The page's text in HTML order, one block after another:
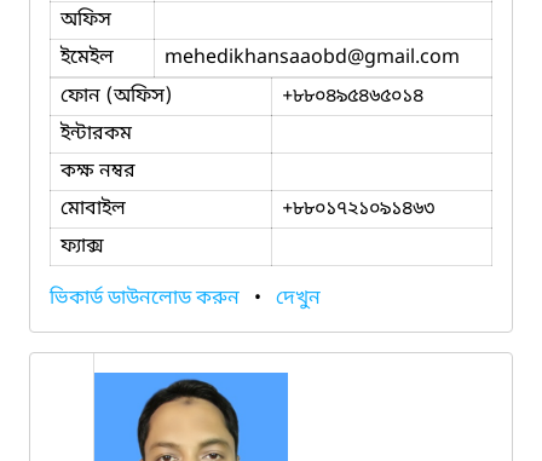
অফিস
ইমেইল
mehedikhansaaobd@gmail.com
ফোন (অফিস)
+৮৮০৪৯৫৪৬৫০১৪
ইন্টারকম
কক্ষ নম্বর
মোবাইল
+৮৮০১৭২১০৯১৪৬৩
ফ্যাক্স
ভিকার্ড ডাউনলোড করুন • দেখুন